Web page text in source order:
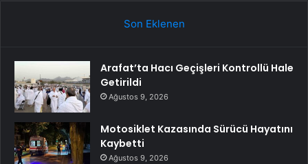
Son Eklenen
Arafat’ta Hacı Geçişleri Kontrollü Hale
Getirildi
Ağustos 9, 2026
Motosiklet Kazasında Sürücü Hayatını
Kaybetti
Ağustos 9, 2026